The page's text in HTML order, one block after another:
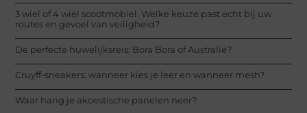
3 wiel of 4 wiel scootmobiel. Welke keuze past echt bij uw
routes en gevoel van veiligheid?
De perfecte huwelijksreis: Bora Bora of Australië?
Cruyff-sneakers: wanneer kies je leer en wanneer mesh?
Waar hang je akoestische panelen neer?